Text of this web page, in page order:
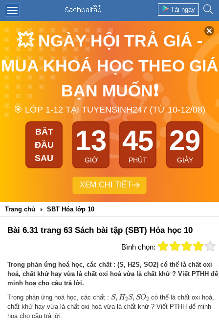
Tải ngay
💥 NGÀY HỘI TRẢ GIÁ -
MUA KHOÁ HỌC THEO GIÁ
BẠN MUỐN❗
🎯 LỚP 1-12 TẠI TUYENSINH247 (TỪ 10-12/08)
BẮT
ĐẦU
SAU
13
GIỜ
45
PHÚT
28
GIÂY
XEM CHI TIẾT
Trang chủ SBT Hóa lớp 10
Bài 6.31 trang 63 Sách bài tập (SBT) Hóa học 10
Bình chọn:
Trong phản ứng hoá học, các chất : (S, H2S, SO2) có thể là chất oxi
hoá, chất khử hay vừa là chất oxi hoá vừa là chất khử ? Viết PTHH để
minh hoạ cho câu trả lời.
Trong phản ứng hoá học, các chất : S, H2S, SO2
S H2 S, SO2
có thể là chất oxi hoá,
chất khử hay vừa là chất oxi hoá vừa là chất khử ? Viết PTHH để minh
hoạ cho câu trả lời.